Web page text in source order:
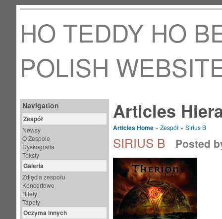
HO TEDDY HO
POLISH
Navigation
Zespół
Newsy
O Zespole
Dyskografia
Teksty
Galeria
Zdjęcia zespołu
Koncertowe
Bilety
Tapety
Oczyma innych
Articles
Articles Home » Zespół » Sirius B
SIRIUS B Posted